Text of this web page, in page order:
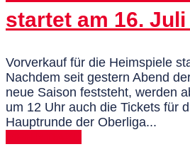
startet am 16. Juli
Vorverkauf für die Heimspiele
Nachdem seit gestern Abend
neue Saison feststeht, werden
um 12 Uhr auch die Tickets für
Hauptrunde der Oberliga...